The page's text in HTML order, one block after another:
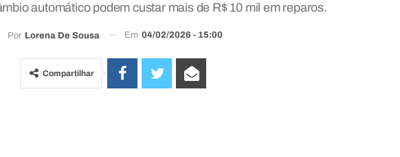
automático podem custar mais de R$ 10 mil em reparos.
Por Lorena De Sousa Em 04/02/2026 - 15:00
Compartilhar